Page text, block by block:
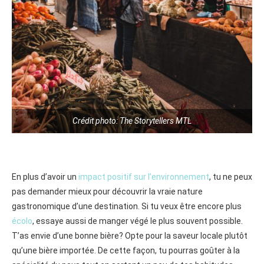
Crédit photo: The Storytellers MTL
En plus d’avoir un impact positif sur l’environnement, tu ne peux
pas demander mieux pour découvrir la vraie nature
gastronomique d’une destination. Si tu veux être encore plus
écolo, essaye aussi de manger végé le plus souvent possible.
T’as envie d’une bonne bière? Opte pour la saveur locale plutôt
qu’une bière importée. De cette façon, tu pourras goûter à la